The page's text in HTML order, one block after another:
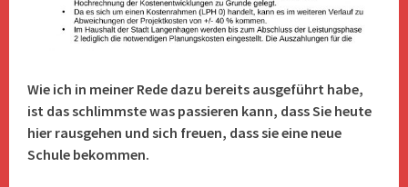
Wie ich in meiner Rede dazu bereits ausgeführt habe,
ist das schlimmste was passieren kann, dass Sie heute
hier rausgehen und sich freuen, dass sie eine neue
Schule bekommen.